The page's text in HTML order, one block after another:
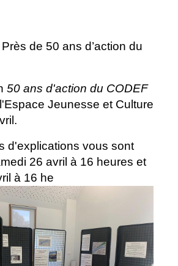
de 50 ans d’action du
50 ans d'action du CODEF
Jeunesse et Culture
d'explications vous sont
26 avril à 16 heures et
à 16 he